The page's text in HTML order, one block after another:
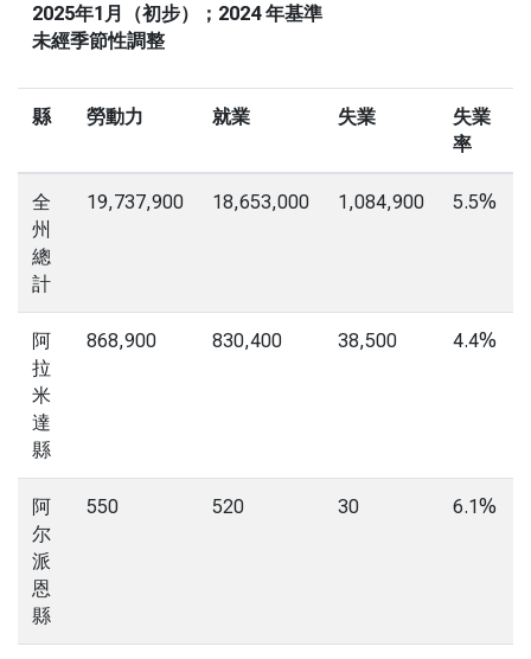
2025年1月（初步）；2024 年基準
未經季節性調整
縣 勞動力 就業 失業
失業
率
全
州
總
計
19,737,900 18,653,000 1,084,900 5.5%
阿
拉
米
達
縣
868,900 830,400 38,500 4.4%
阿
尔
派
恩
縣
550 520 30 6.1%